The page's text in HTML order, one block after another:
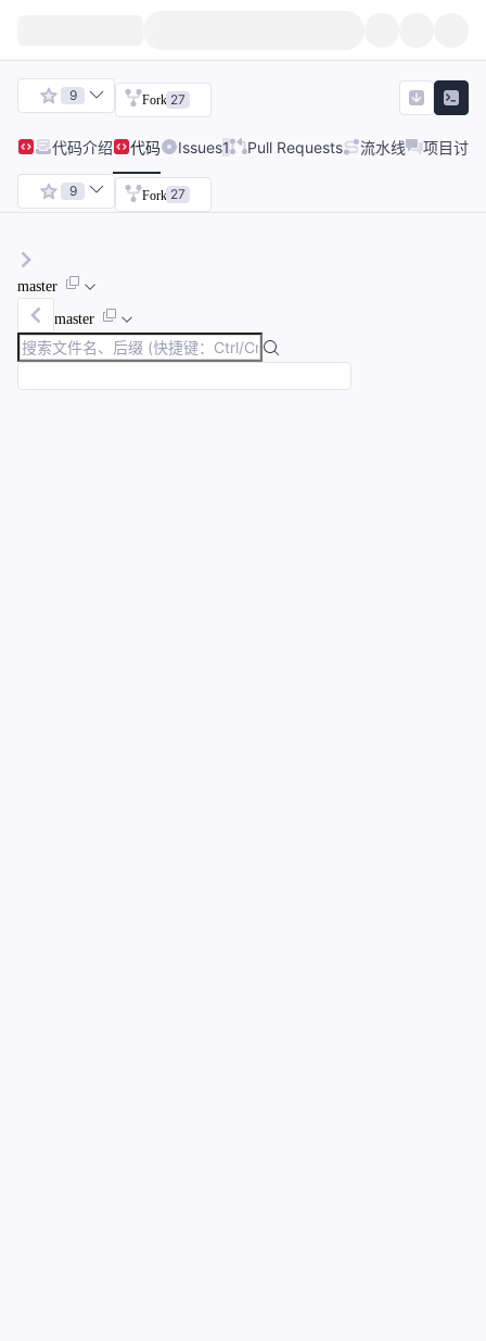
9 Fork 27
代码介绍 代码 Issues1 Pull Requests 流水线 项目讨论
9 Fork 27
master
master